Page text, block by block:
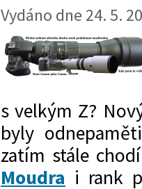
Vydáno dne 24. 5.
s velkým Z?
byly
zatím stále
Moudra i rank